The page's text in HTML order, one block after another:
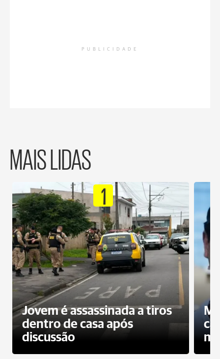
PUBLICIDADE
MAIS LIDAS
1
Jovem é assassinada a tiros
dentro de casa após
discussão